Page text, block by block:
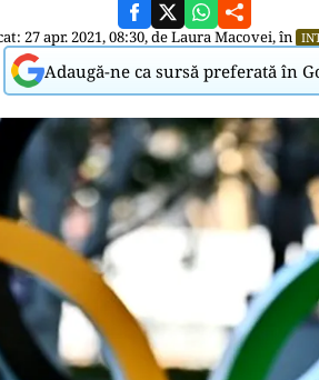
27 apr. 2021, 08:30, deLaura Macovei, în
Adaugă-ne ca sursă preferată în